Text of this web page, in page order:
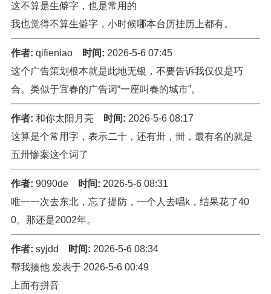
这不算是生僻字，也是常用的
我也觉得不算生僻字，小时候哪本台历挂历上都有。
作者: qifieniao 时间: 2026-5-6 07:45
这个广告策划根本就是此地无银，不要告诉我仅仅是巧
合。类似于宜春的广告词“一座叫春的城市”。
作者: 和你太阳月亮 时间: 2026-5-6 08:17
这算是个常用字，表示二十，还有卅，卌，最有名的就是
五卅惨案这个词了
作者: 9090de 时间: 2026-5-6 08:31
唯一一次去东北，忘了提防，一个人去唱k，结果花了40
0。那还是2002年。
作者: syjdd 时间: 2026-5-6 08:34
帮我揍他 发表于 2026-5-6 00:49
上面有拼音